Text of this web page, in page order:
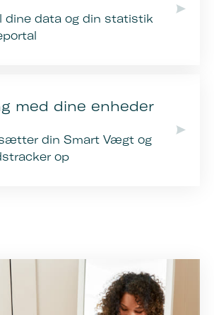
dine data og din statistik
med dine enheder
din Smart Vægt og
op